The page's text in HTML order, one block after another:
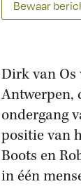
Bewaar
Dirk van Os
Antwerpen,
ondergang
positie van
Boots en
in één